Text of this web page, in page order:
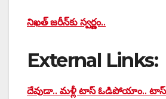
నిఖత్ జరీన్‌కు స్వర్ణం..
External Links:
దేవుడా.. మళ్లీ టాస్ ఓడిపోయాం.. టాస్